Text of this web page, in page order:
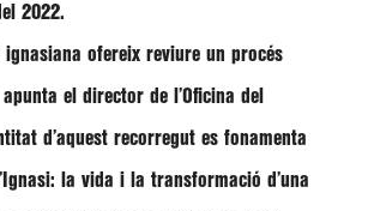
2022.
ignasiana ofereix reviure un procés
el director de l’Oficina del
d’aquest recorregut es fonamenta
la vida i la transformació d’una